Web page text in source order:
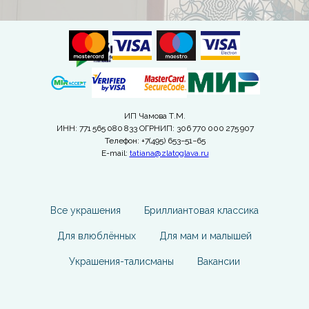
ИП Чамова Т.М.
ИНН: 771 565 080 833 ОГРНИП: 306 770 000 275 907
Телефон: +7(495) 653−51−65
E-mail: tatiana@zlatoglava.ru
Все украшения Бриллиантовая классика
Для влюблённых Для мам и малышей
Украшения-талисманы Вакансии